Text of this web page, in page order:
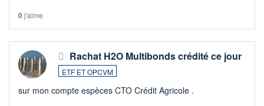
0j'aime
Rachat H2O Multibonds crédité ce jour
ETF ET OPCVM
sur mon compte espèces CTO Crédit Agricole .